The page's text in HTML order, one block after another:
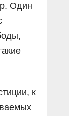
Один
к